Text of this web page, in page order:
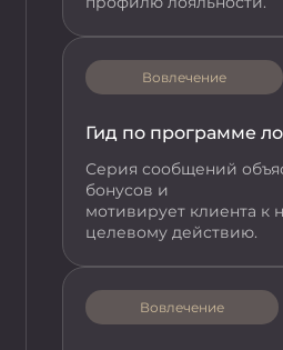
Вовлечение
Гид по программе
Серия сообщений
бонусов и
мотивирует клиента к
целевому действию.
Вовлечение